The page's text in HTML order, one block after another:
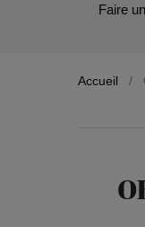
Faire
Accueil /